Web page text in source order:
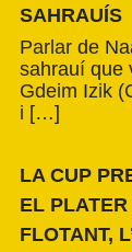
SAHRAUÍS
Parlar de
sahrauí que
Gdeim Izik
i […]
LA CUP
EL
FLOTANT,